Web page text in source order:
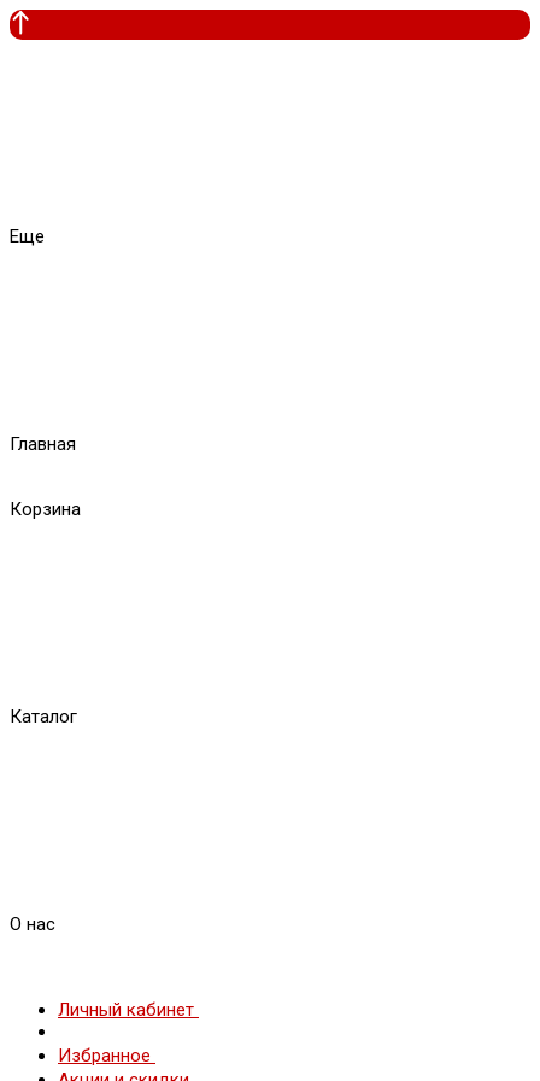
Еще
Главная
Корзина
Каталог
О нас
Личный кабинет
Избранное